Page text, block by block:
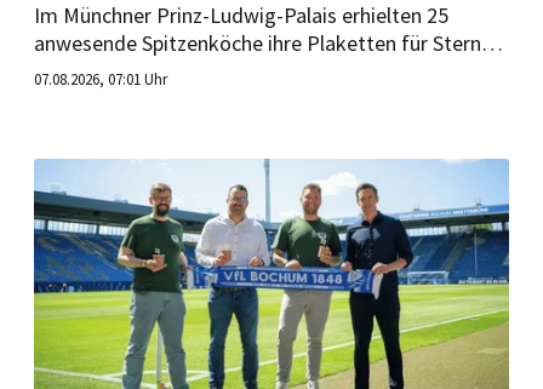
Im Münchner Prinz-Ludwig-Palais erhielten 25
anwesende Spitzenköche ihre Plaketten für Sterne-
und Bib-Gourmand-Auszeichnungen. Auch Tohru
07.08.2026, 07:01 Uhr